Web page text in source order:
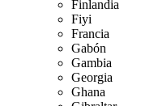
Finlandia
Fiyi
Francia
Gabón
Gambia
Georgia
Ghana